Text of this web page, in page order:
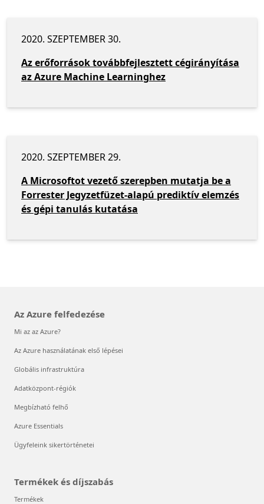
2020. SZEPTEMBER 30.
Az erőforrások továbbfejlesztett cégirányítása
az Azure Machine Learninghez
2020. SZEPTEMBER 29.
A Microsoftot vezető szerepben mutatja be a
Forrester Jegyzetfüzet-alapú prediktív elemzés
és gépi tanulás kutatása
Az Azure felfedezése
Mi az az Azure?
Az Azure használatának első lépései
Globális infrastruktúra
Adatközpont-régiók
Megbízható felhő
Azure Essentials
Ügyfeleink sikertörténetei
Termékek és díjszabás
Termékek